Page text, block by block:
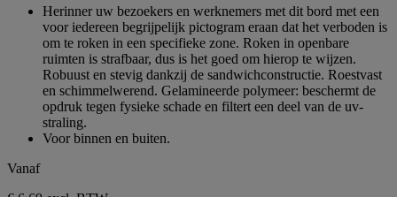
sterren.
Herinner uw bezoekers en werknemers met dit bord met een
voor iedereen begrijpelijk pictogram eraan dat het verboden is
om te roken in een specifieke zone. Roken in openbare
ruimten is strafbaar, dus is het goed om hierop te wijzen.
Robuust en stevig dankzij de sandwichconstructie. Roestvast
en schimmelwerend. Gelamineerde polymeer: beschermt de
opdruk tegen fysieke schade en filtert een deel van de uv-
straling.
Voor binnen en buiten.
Vanaf